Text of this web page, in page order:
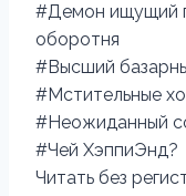
#Демон ищущий
оборотня
#Высший
#Мстительные
#Неожиданный
#Чей ХэппиЭнд?
Читать без